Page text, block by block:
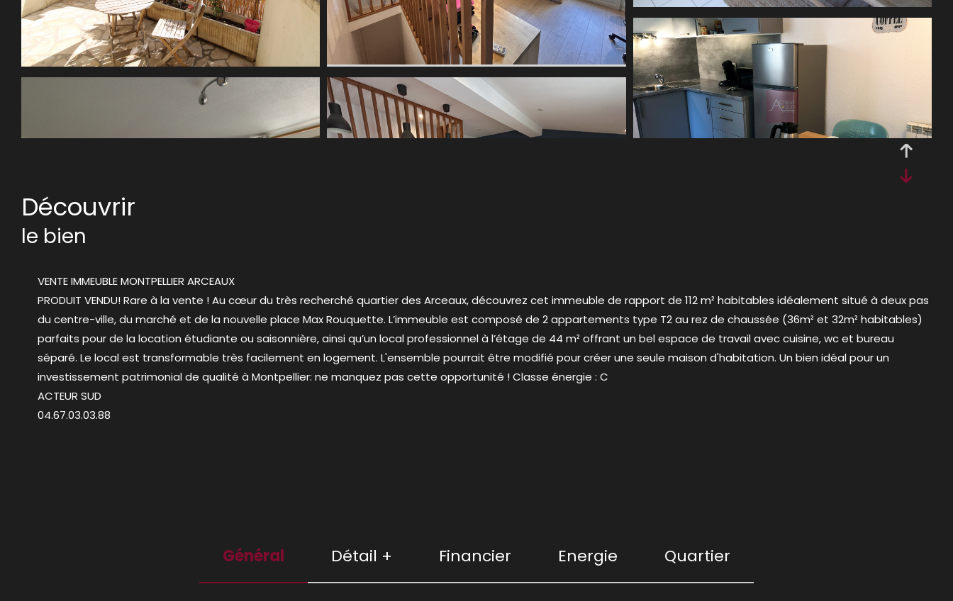
découvrir
le bien
VENTE IMMEUBLE MONTPELLIER ARCEAUX
PRODUIT VENDU! Rare à la vente ! Au cœur du très recherché quartier des Arceaux, découvrez cet immeuble de rapport de 112 m² habitables idéalement situé à deux pas
du centre-ville, du marché et de la nouvelle place Max Rouquette. L’immeuble est composé de 2 appartements type T2 au rez de chaussée (36m² et 32m² habitables)
parfaits pour de la location étudiante ou saisonnière, ainsi qu’un local professionnel à l’étage de 44 m² offrant un bel espace de travail avec cuisine, wc et bureau
séparé. Le local est transformable très facilement en logement. L'ensemble pourrait être modifié pour créer une seule maison d'habitation. Un bien idéal pour un
investissement patrimonial de qualité à Montpellier: ne manquez pas cette opportunité ! Classe énergie : C
ACTEUR SUD
04.67.03.03.88
Général Détail + Financier Energie Quartier